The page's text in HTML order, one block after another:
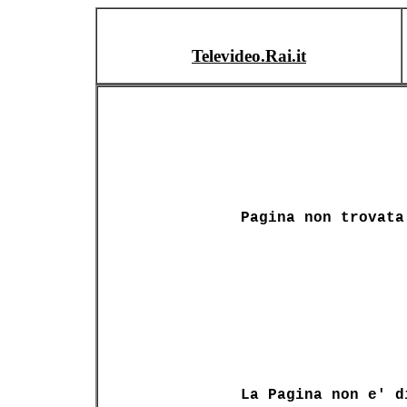
Televideo.Rai.it
Pagina non trovata
La Pagina non e'